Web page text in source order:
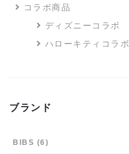
コラボ商品
ディズニーコラボ
ハローキティコラボ
ブランド
BIBS (6)